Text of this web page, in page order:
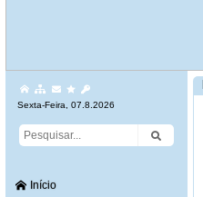
Sexta-Feira, 07.8.2026
Início